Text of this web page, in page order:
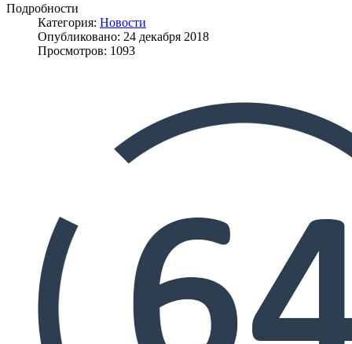
Подробности
Категория: Новости
Опубликовано: 24 декабря 2018
Просмотров: 1093